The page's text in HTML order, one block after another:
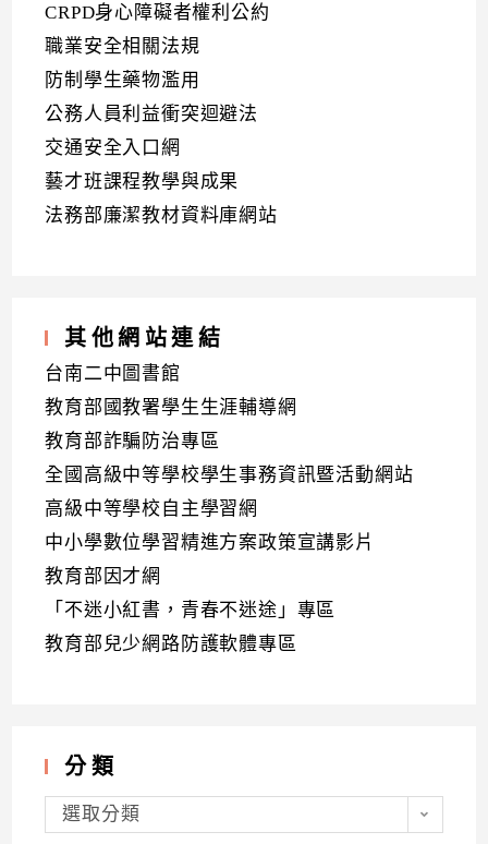
CRPD身心障礙者權利公約
職業安全相關法規
防制學生藥物濫用
公務人員利益衝突迴避法
交通安全入口網
藝才班課程教學與成果
法務部廉潔教材資料庫網站
其他網站連結
台南二中圖書館
教育部國教署學生生涯輔導網
教育部詐騙防治專區
全國高級中等學校學生事務資訊暨活動網站
高級中等學校自主學習網
中小學數位學習精進方案政策宣講影片
教育部因才網
「不迷小紅書，青春不迷途」專區
教育部兒少網路防護軟體專區
分類
分
類選取分類